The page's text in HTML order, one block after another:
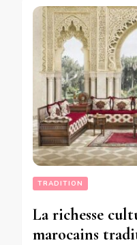
TRADITION
La richesse
marocains